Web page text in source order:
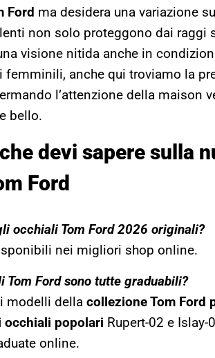
Ford ma desidera una variazione
non solo proteggono dai raggi
visione nitida anche in
femminili, anche qui troviamo la
l’attenzione della maison
bello.
devi sapere sulla
Ford
occhiali Tom Ford 2026 originali?
nei migliori shop online.
Ford sono tutte graduabili?
modelli della collezione Tom Ford
occhiali popolari Rupert-02 e
online.